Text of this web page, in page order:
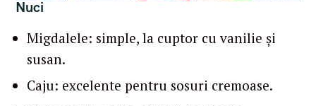
Nuci
Migdalele: simple, la cuptor cu vanilie și
susan.
Caju: excelente pentru sosuri cremoase.